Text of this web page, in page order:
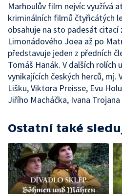
Marhoulův film nejvíc využívá
kriminálních filmů čtyřicátých
obsahuje na sto padesát citací
Limonádového Joea až po
představuje jeden z předních
Tomáš Hanák. V dalších rolích
vynikajících českých herců, mj.
Lišku, Viktora Preisse, Evu
Jiřího Macháčka, Ivana Trojana
Ostatní také